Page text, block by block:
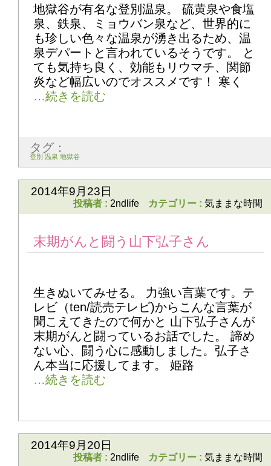
地獄谷が有名な登別温泉。 硫黄泉や食塩
泉、鉄泉、ミョウバン泉など、世界的に
も珍しい色々な温泉が湧き出るため、温
泉デパートと言われているそうです。 と
ても気持ち良く、効能もリウマチ、関節
炎など幅広いのでオススメです！ 寒く
タグ：
登別 温泉 地獄谷
2014年9月23日
投稿者 : 2ndlife カテゴリー : 気ままな時間
末期がんと闘う山下弘子さん
生きぬいてみせる。 力強い言葉です。テ
レビ（ten/読売テレビ)からこんな言葉が
聞こえてきたので何かと 山下弘子さんが
末期がんと闘っているお話でした。 諦め
ない心、闘う心に感動しました。弘子さ
ん本当に応援してます。 姫路
2014年9月20日
投稿者 : 2ndlife カテゴリー : 気ままな時間